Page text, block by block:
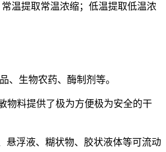
温提取常温浓缩；低温提取低温浓
生物农药、酶制剂等。
物料提供了极为方便极为安全的干
悬浮液、糊状物、胶状液体等可流动